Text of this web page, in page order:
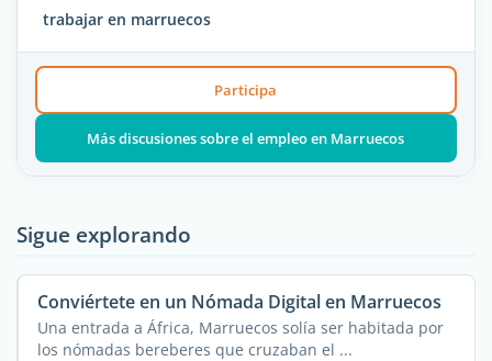
trabajar en marruecos
Participa
Más discusiones sobre el empleo en Marruecos
Sigue explorando
Conviértete en un Nómada Digital en Marruecos
Una entrada a África, Marruecos solía ser habitada por
los nómadas bereberes que cruzaban el ...